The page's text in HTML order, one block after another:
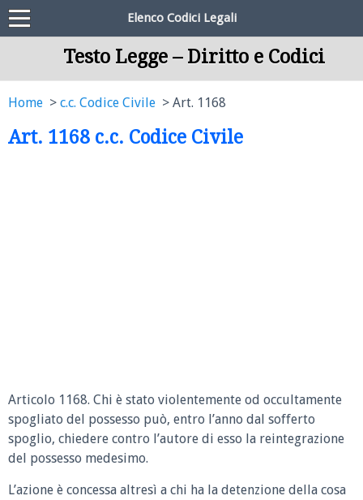
Elenco Codici Legali
Testo Legge – Diritto e Codici
Home c.c. Codice Civile Art. 1168
Art. 1168 c.c. Codice Civile
Articolo 1168. Chi è stato violentemente od occultamente
spogliato del possesso può, entro l’anno dal sofferto
spoglio, chiedere contro l’autore di esso la reintegrazione
del possesso medesimo.
L’azione è concessa altresì a chi ha la detenzione della cosa